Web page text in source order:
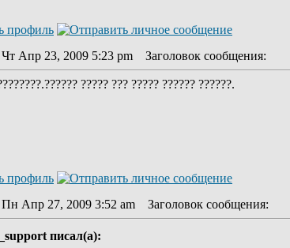
Апр 23, 2009 5:23 pm Заголовок сообщения:
????? ??? ????? ?????? ??????.
Апр 27, 2009 3:52 am Заголовок сообщения:
писал(а):